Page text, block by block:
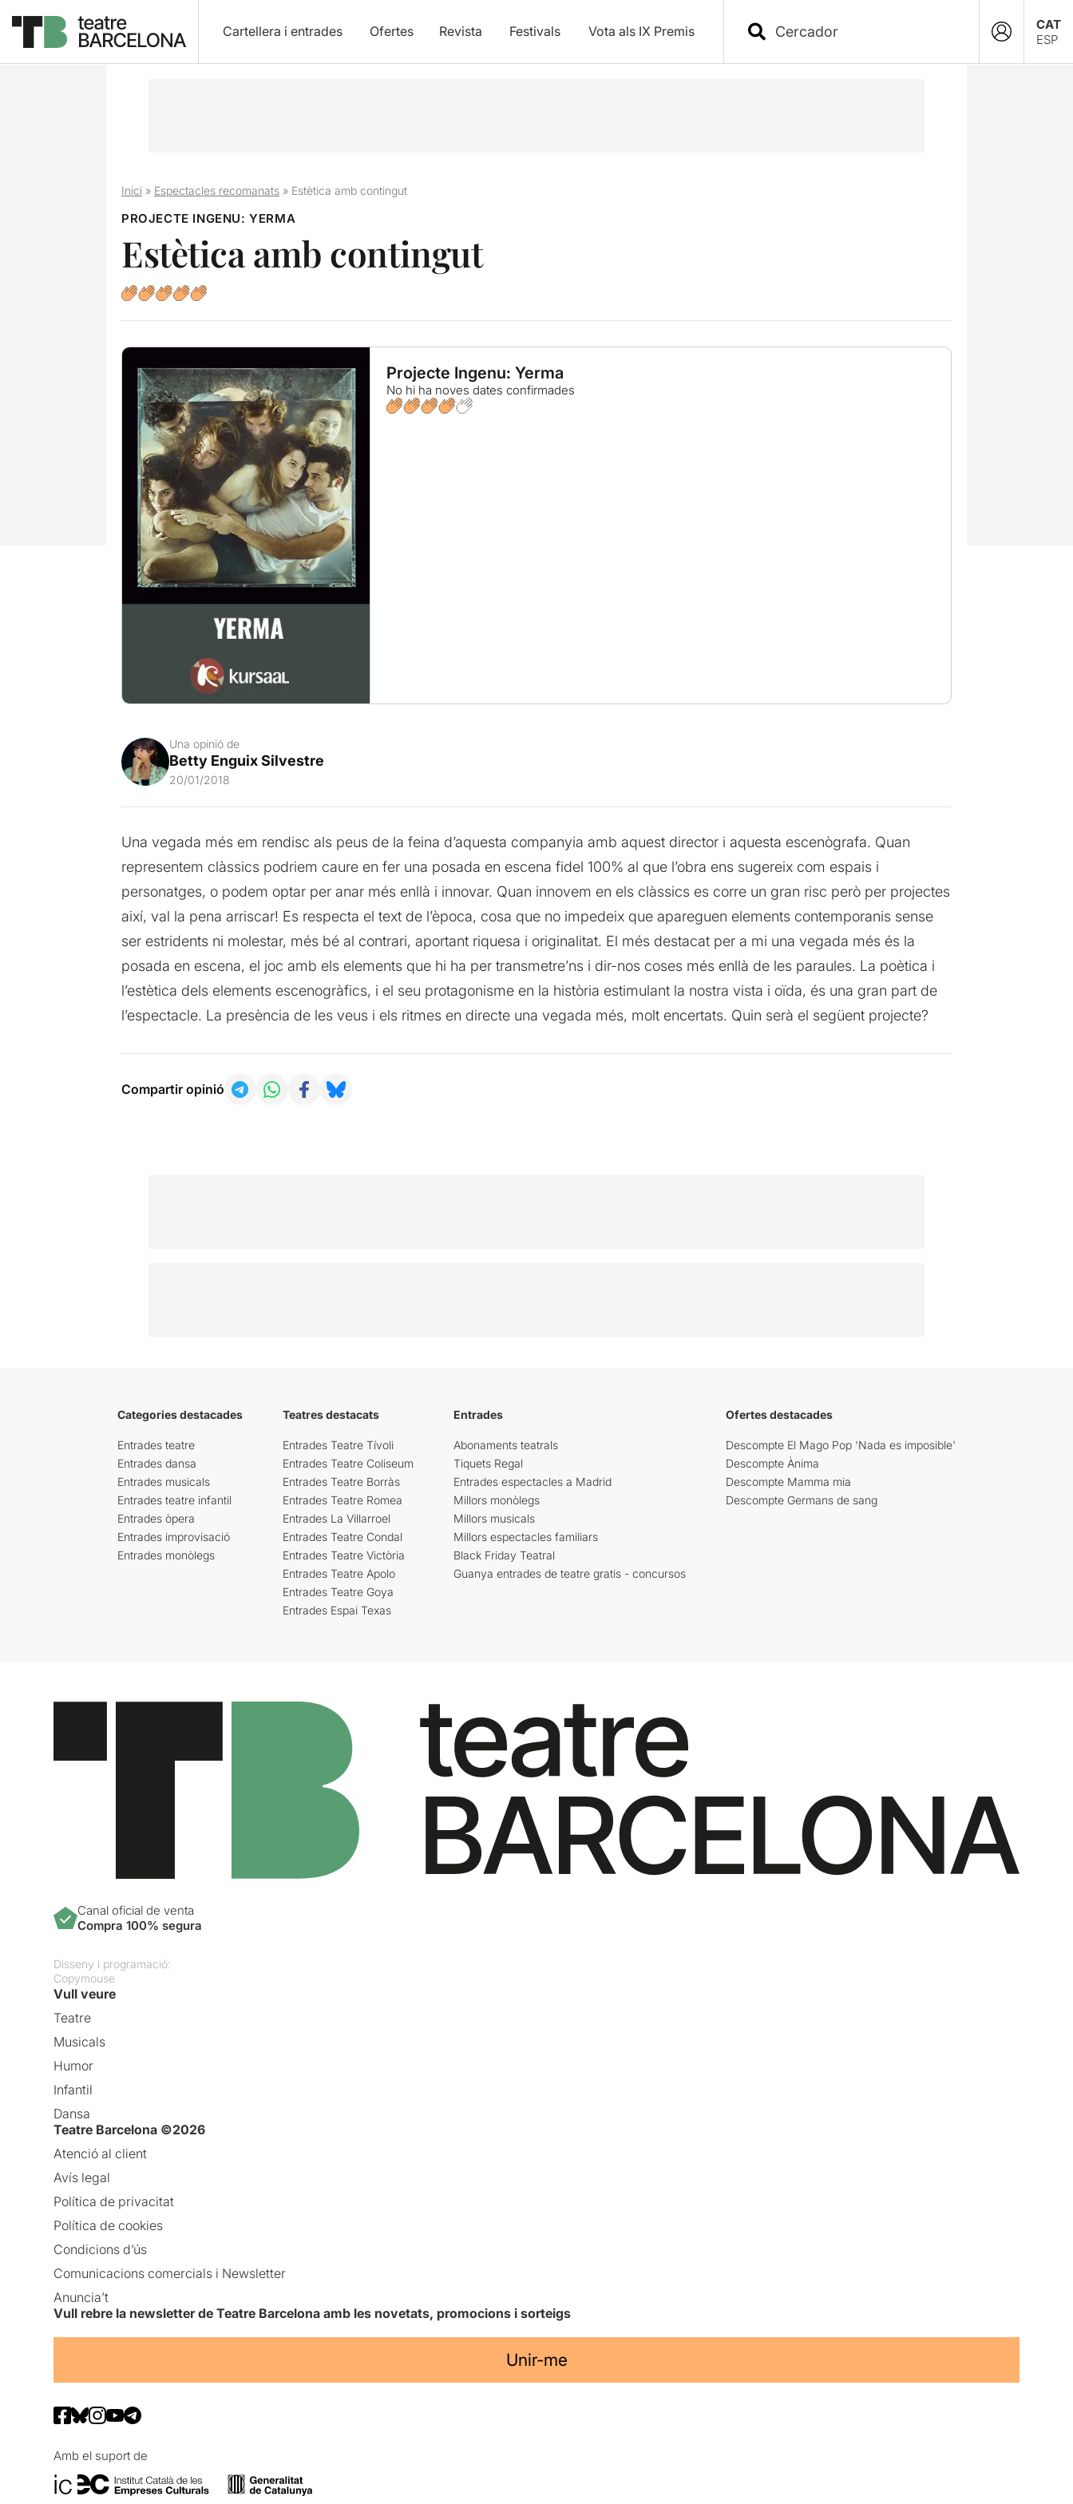
Cartellera i entrades Ofertes Revista Festivals Vota als IX Premis
CAT
ESP
Inici» Espectacles recomanats» Estètica amb contingut
PROJECTE INGENU: YERMA
Estètica amb contingut
Projecte Ingenu: Yerma
No hi ha noves dates confirmades
Una opinió de
Betty Enguix Silvestre
20/01/2018
Una vegada més em rendisc als peus de la feina d’aquesta companyia amb aquest director i aquesta escenògrafa. Quan
representem clàssics podriem caure en fer una posada en escena fidel 100% al que l’obra ens sugereix com espais i
personatges, o podem optar per anar més enllà i innovar. Quan innovem en els clàssics es corre un gran risc però per projectes
així, val la pena arriscar! Es respecta el text de l’època, cosa que no impedeix que apareguen elements contemporanis sense
ser estridents ni molestar, més bé al contrari, aportant riquesa i originalitat. El més destacat per a mi una vegada més és la
posada en escena, el joc amb els elements que hi ha per transmetre’ns i dir-nos coses més enllà de les paraules. La poètica i
l’estètica dels elements escenogràfics, i el seu protagonisme en la història estimulant la nostra vista i oïda, és una gran part de
l’espectacle. La presència de les veus i els ritmes en directe una vegada més, molt encertats. Quin serà el següent projecte?
Compartir opinió
Categories destacades
Entrades teatre
Entrades dansa
Entrades musicals
Entrades teatre infantil
Entrades òpera
Entrades improvisació
Entrades monòlegs
Teatres destacats
Entrades Teatre Tívoli
Entrades Teatre Coliseum
Entrades Teatre Borràs
Entrades Teatre Romea
Entrades La Villarroel
Entrades Teatre Condal
Entrades Teatre Victòria
Entrades Teatre Apolo
Entrades Teatre Goya
Entrades Espai Texas
Entrades
Abonaments teatrals
Tiquets Regal
Entrades espectacles a Madrid
Millors monòlegs
Millors musicals
Millors espectacles familiars
Black Friday Teatral
Guanya entrades de teatre gratis - concursos
Ofertes destacades
Descompte El Mago Pop 'Nada es imposible'
Descompte Ànima
Descompte Mamma mia
Descompte Germans de sang
Canal oficial de venta
Compra 100% segura
Disseny i programació:
Copymouse
Vull veure
Teatre
Musicals
Humor
Infantil
Dansa
Teatre Barcelona ©2026
Atenció al client
Avís legal
Política de privacitat
Política de cookies
Condicions d’ús
Comunicacions comercials i Newsletter
Anuncia’t
Vull rebre la newsletter de Teatre Barcelona amb les novetats, promocions i sorteigs
Unir-me
Amb el suport de